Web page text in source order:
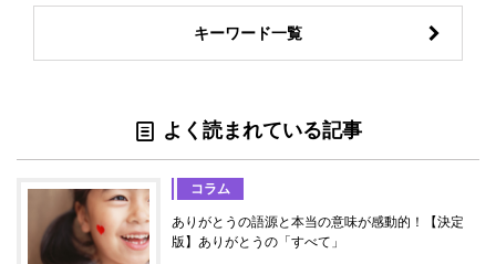
キーワード一覧
よく読まれている記事
コラム
ありがとうの語源と本当の意味が感動的！【決定
版】ありがとうの「すべて」